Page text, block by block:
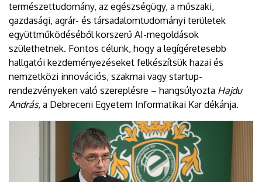
természettudomány, az egészségügy, a műszaki,
gazdasági, agrár- és társadalomtudományi területek
együttműködéséből korszerű AI-megoldások
születhetnek. Fontos célunk, hogy a legígéretesebb
hallgatói kezdeményezéseket felkészítsük hazai és
nemzetközi innovációs, szakmai vagy startup-
rendezvényeken való szereplésre – hangsúlyozta Hajdu
András, a Debreceni Egyetem Informatikai Kar dékánja.